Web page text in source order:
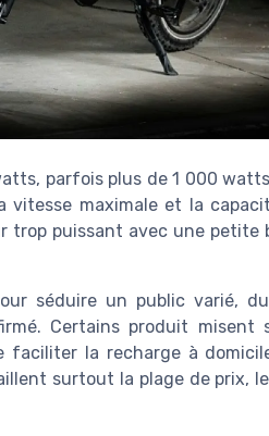
parfois plus de 1 000
vitesse maximale et la
trop puissant avec une petite
séduire un public varié,
Certains produit misent
faciliter la recharge à
surtout la plage de prix,